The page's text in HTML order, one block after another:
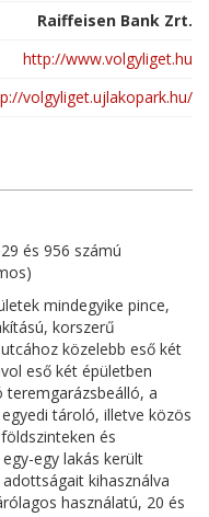
Raiffeisen Bank Zrt.
http://www.volgyliget.hu
volgyliget.ujlakopark.hu/
és 956 számú
mindegyike pince,
korszerű
közelebb eső két
eső két épületben
teremgarázsbeálló, a
tároló, illetve közös
és
egy lakás került
kihasználva
használatú, 20 és